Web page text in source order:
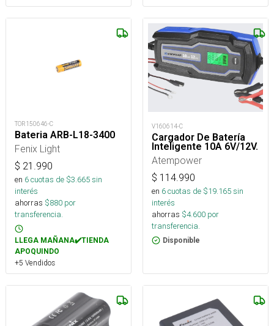
TOR150646-C
Bateria ARB-L18-3400
Fenix Light
$ 21.990
en 6cuotas de $3.665sin
interés
ahorras $880 por
transferencia.
LLEGA MAÑANA✔️TIENDA
APOQUINDO
+5 Vendidos
V160614-C
Cargador De Batería
Inteligente 10A 6V/12V.
Atempower
$ 114.990
en 6cuotas de $19.165sin
interés
ahorras $4.600 por
transferencia.
Disponible